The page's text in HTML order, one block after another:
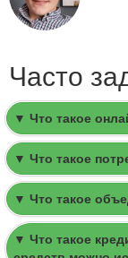
Часто
▼ Что такое
▼ Что такое
▼ Что такое
▼ Что такое